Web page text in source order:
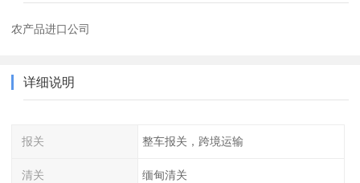
农产品进口公司
详细说明
报关 整车报关，跨境运输
清关 缅甸清关